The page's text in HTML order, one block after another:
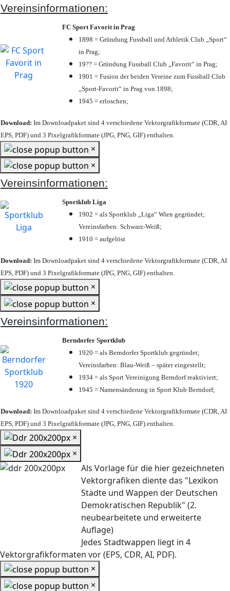
Vereinsinformationen:
FC Sport Favorit in Prag
1898 = Gründung Fussball und Athletik Club „Sport“
in Prag;
19?? = Gründung Fussball Club „Favorit“ in Prag;
1901 = Fusion der beiden Vereine zum Fussball Club
„Sport-Favorit“ in Prag von 1898;
1945 = erloschen;
Download: Im Downloadpaket sind 4 verschiedene Vektorgrafikformate (CDR, AI
EPS, PDF) und 3 Pixelgrafikformate (JPG, PNG, GIF) enthalten.
×
×
Vereinsinformationen:
Sportklub Liga
1902 = als Sportklub „Liga“ Wien gegründet;
Vereinsfarben: Schwarz-Weiß;
1910 = aufgelöst
Download: Im Downloadpaket sind 4 verschiedene Vektorgrafikformate (CDR, AI
EPS, PDF) und 3 Pixelgrafikformate (JPG, PNG, GIF) enthalten.
×
×
Vereinsinformationen:
Berndorfer Sportklub
1920 = als Berndorfer Sportklub gegründet;
Vereinsfarben: Blau-Weiß – später eingestellt;
1934 = als Sport Vereinigung Berndorf reaktiviert;
1945 = Namensänderung in Sport Klub Berndorf;
Download: Im Downloadpaket sind 4 verschiedene Vektorgrafikformate (CDR, AI
EPS, PDF) und 3 Pixelgrafikformate (JPG, PNG, GIF) enthalten.
×
×
Als Vorlage für die hier gezeichneten
Vektorgrafiken diente das "Lexikon
Städte und Wappen der Deutschen
Demokratischen Republik" (2.
neubearbeitete und erweiterte
Auflage)
Jedes Stadtwappen liegt in 4
Vektorgrafikformaten vor (EPS, CDR, AI, PDF).
×
×